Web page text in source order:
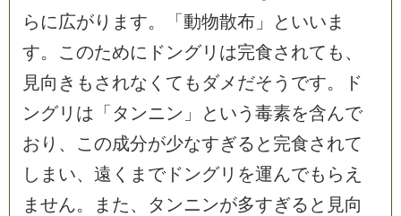
ら に広がり ま す。 「 動物散布 」 と いい ま
す。 こ のために ドングリ は完食さ れて も 、
見向 き も さ れな く て も ダメ だそ う です。
ド
ングリ は 「 タ ンニン 」 と いう 毒素を含んで
お り 、 こ の成分が少なすぎる と 完食さ れて
し ま い、 遠 く ま でドングリ を運んでも ら え
ま せん。 ま た、 タ ンニンが多すぎる と 見向